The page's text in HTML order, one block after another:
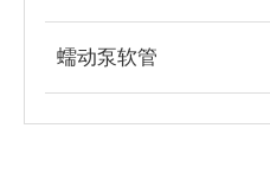
蠕动泵软管